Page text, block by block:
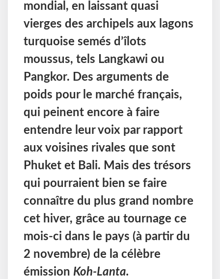
mondial, en laissant quasi
vierges des archipels aux lagons
turquoise semés d’îlots
moussus, tels Langkawi ou
Pangkor. Des arguments de
poids pour le marché français,
qui peinent encore à faire
entendre leur voix par rapport
aux voisines rivales que sont
Phuket et Bali. Mais des trésors
qui pourraient bien se faire
connaître du plus grand nombre
cet hiver, grâce au tournage ce
mois-ci dans le pays (à partir du
2 novembre) de la célèbre
émission Koh-Lanta.